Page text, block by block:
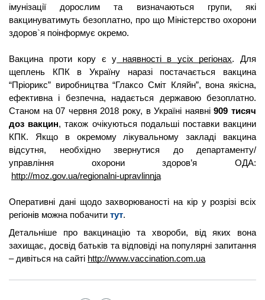
імунізації дорослим та визначаються групи, які
вакцинуватимуть безоплатно, про що Міністерство охорони
здоров`я поінформує окремо.
Вакцина проти кору є у наявності в усіх регіонах. Для
щеплень КПК в Україну наразі постачається вакцина
“Пріорикс” виробництва “Глаксо Сміт Кляйн”, вона якісна,
ефективна і безпечна, надається державою безоплатно.
Станом на 07 червня 2018 року, в Україні наявні 909 тисяч
доз вакцин, також очікуються подальші поставки вакцини
КПК. Якщо в окремому лікувальному закладі вакцина
відсутня, необхідно звернутися до департаменту/
управління охорони здоров’я ОДА:
http://moz.gov.ua/regionalni-upravlinnja
Оперативні дані щодо захворюваності на кір у розрізі всіх
регіонів можна побачити тут.
Детальніше про вакцинацію та хвороби, від яких вона
захищає, досвід батьків та відповіді на популярні запитання
– дивіться на сайті http://www.vaccination.com.ua